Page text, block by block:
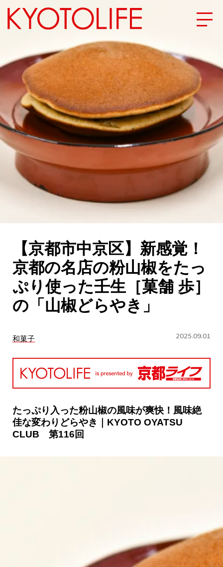
エリアから探す
地図から探す
カテゴリーから探す
SPECIAL
NEW OPEN
SERIES
CULTURE
ABOUT US
Instagram
チケットプレゼント応募
MAIN MENU
SERIES
【京都市中京区】新感覚！
京都の名店の粉山椒をたっ
ぷり使った壬生［菓舗 歩］
の「山椒どらやき」
和菓子 2025.09.01
たっぷり入った粉山椒の風味が爽快！風味絶
佳な変わりどらやき｜KYOTO OYATSU
CLUB 第116回